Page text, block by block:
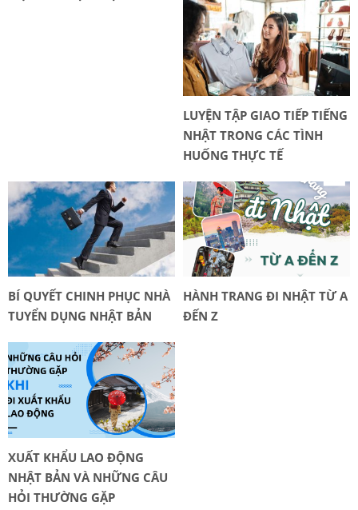
LUYỆN TẬP GIAO TIẾP TIẾNG
NHẬT TRONG CÁC TÌNH
HUỐNG THỰC TẾ
BÍ QUYẾT CHINH PHỤC NHÀ
TUYỂN DỤNG NHẬT BẢN
HÀNH TRANG ĐI NHẬT TỪ A
ĐẾN Z
XUẤT KHẨU LAO ĐỘNG
NHẬT BẢN VÀ NHỮNG CÂU
HỎI THƯỜNG GẶP